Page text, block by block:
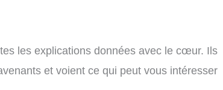
les explications données avec le cœur. Ils
et voient ce qui peut vous intéresser